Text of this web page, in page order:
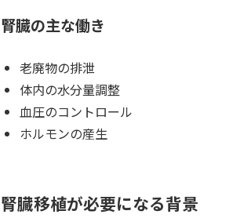
腎臓の主な働き
老廃物の排泄
体内の水分量調整
血圧のコントロール
ホルモンの産生
腎臓移植が必要になる背景